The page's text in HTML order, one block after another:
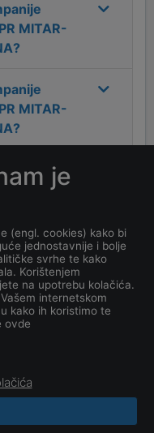
MITAR-
?
MITAR-
?
o privatnosti
je
(engl. cookies) kako bi
jednostavnije i bolje
svrhe te kako
Korištenjem
na upotrebu kolačića.
internetskom
kako ih koristimo te
ovde